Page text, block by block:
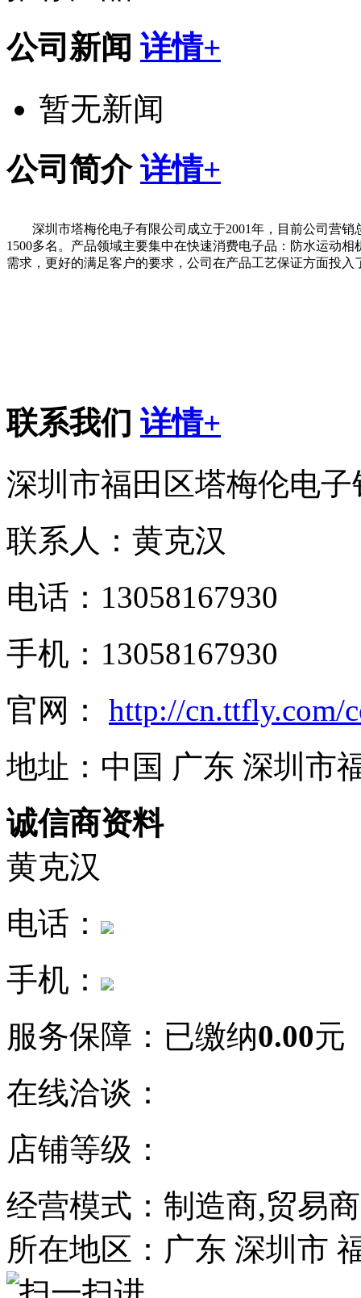
公司新闻 详情+
暂无新闻
公司简介 详情+
深圳市塔梅伦电子有限公司成立于2001年，目前公司营
1500多名。产品领域主要集中在快速消费电子品：防水运动
需求，更好的满足客户的要求，公司在产品工艺保证方面投入
联系我们 详情+
深圳市福田区塔梅伦电子
联系人：黄克汉
电话：13058167930
手机：13058167930
官网： http://cn.ttfly.com/
地址：中国 广东 深圳市
诚信商资料
黄克汉
电话：
手机：
服务保障： 已缴纳0.00元
在线洽谈：
店铺等级：
经营模式：制造商,贸易商
所在地区：广东 深圳市